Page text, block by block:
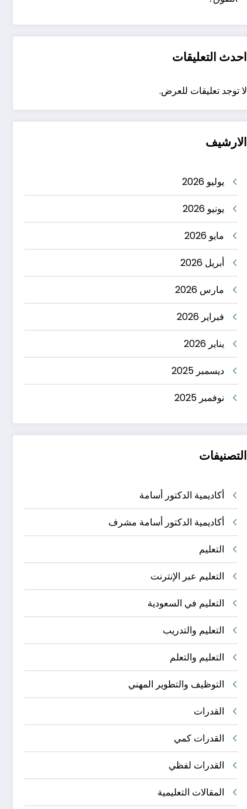
احدث التعليقات
لا توجد تعليقات للعرض.
الارشيف
يوليو 2026
يونيو 2026
مايو 2026
أبريل 2026
مارس 2026
فبراير 2026
يناير 2026
ديسمبر 2025
نوفمبر 2025
التصنيفات
أكاديمية الدكتور أسامة
أكاديمية الدكتور أسامة مشرف
التعليم
التعليم عبر الإنترنت
التعليم في السعودية
التعليم والتدريب
التعليم والتعلم
التوظيف والتطوير المهني
القدرات
القدرات كمي
القدرات لفظي
المقالات التعليمية